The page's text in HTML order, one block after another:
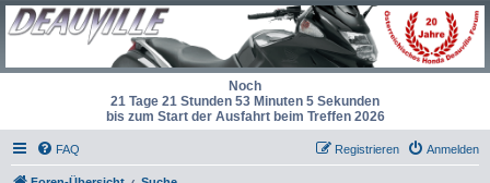
Noch
21 Tage 21 Stunden 53 Minuten 5 Sekunden
bis zum Start der Ausfahrt beim Treffen 2026
FAQ Anmelden
Registrieren